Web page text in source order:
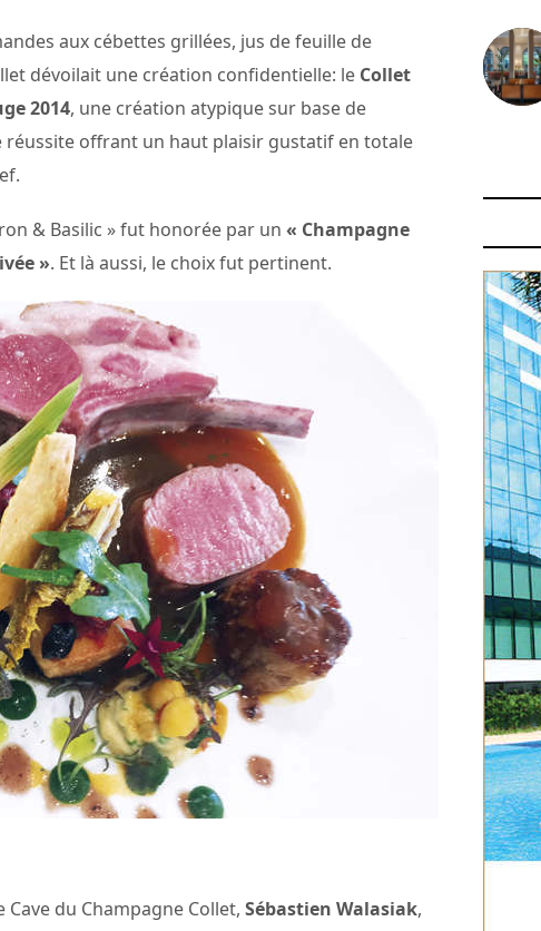
aux cébettes grillées, jus de feuille de
dévoilait une création confidentielle: le Collet
2014, une création atypique sur base de
réussite offrant un haut plaisir gustatif en totale
& Basilic » fut honorée par un « Champagne
». Et là aussi, le choix fut pertinent.
du Champagne Collet, Sébastien Walasiak,